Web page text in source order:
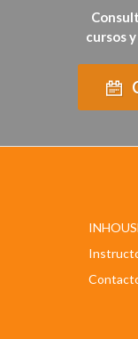
cursos